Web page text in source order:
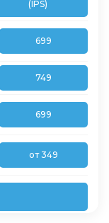
(IPS)
699
749
699
от 349